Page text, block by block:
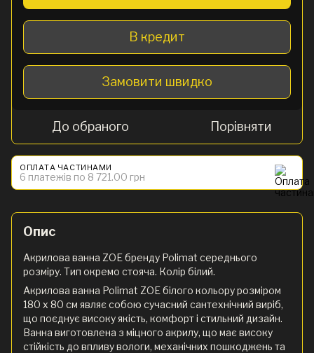
В кредит
Замовити швидко
До обраного Порівняти
ОПЛАТА ЧАСТИНАМИ
6 платежів по 8 721.00 грн
Опис
Акрилова ванна ZOE бренду Polimat середнього
розміру. Тип окремо стояча. Колір білий.
Акрилова ванна Polimat ZOE білого кольору розміром
180 x 80 см являє собою сучасний сантехнічний виріб,
що поєднує високу якість, комфорт і стильний дизайн.
Ванна виготовлена з міцного акрилу, що має високу
стійкість до впливу вологи, механічних пошкоджень та